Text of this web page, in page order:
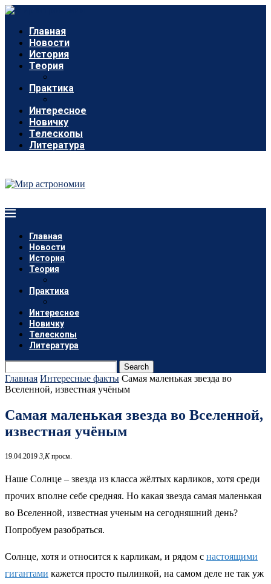
Главная
Новости
История
Теория
Практика
Интересное
Новичку
Телескопы
Литература
Главная
Новости
История
Теория
Практика
Интересное
Новичку
Телескопы
Литература
Search
Главная Интересные факты Самая маленькая звезда во
Вселенной, известная учёным
Самая маленькая звезда во Вселенной,
известная учёным
19.04.2019 3,Kпросм.
Наше Солнце – звезда из класса жёлтых карликов, хотя среди
прочих вполне себе средняя. Но какая звезда самая маленькая
во Вселенной, известная ученым на сегодняшний день?
Попробуем разобраться.
Солнце, хотя и относится к карликам, и рядом с настоящими
гигантами кажется просто пылинкой, на самом деле не так уж